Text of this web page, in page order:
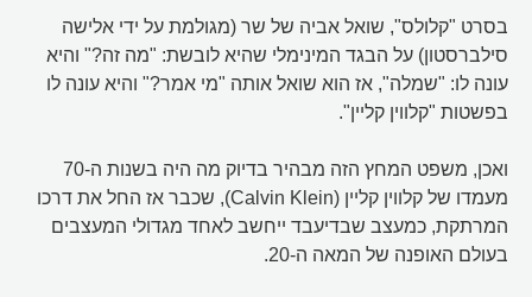
בסרט "קלולס", שואל אביה של שר (מגולמת על ידי אלישה
סילברסטון) על הבגד המינימלי שהיא לובשת: "מה זה?" והיא
עונה לו: "שמלה", אז הוא שואל אותה "מי אמר?" והיא עונה לו
בפשטות "קלווין קליין".
ואכן, משפט המחץ הזה מבהיר בדיוק מה היה בשנות ה-70
מעמדו של קלווין קליין (Calvin Klein), שכבר אז החל את דרכו
המרתקת, כמעצב שבדיעבד ייחשב לאחד מגדולי המעצבים
בעולם האופנה של המאה ה-20.